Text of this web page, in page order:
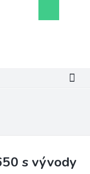
košík
s vývody